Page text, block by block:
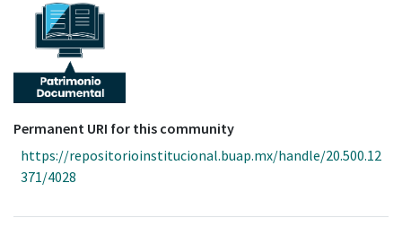
Permanent URI for this community
https://repositorioinstitucional.buap.mx/handle/20.500.12
371/4028